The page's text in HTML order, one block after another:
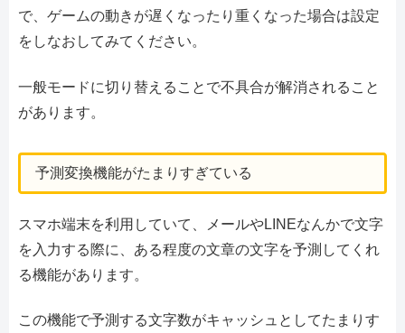
で、ゲームの動きが遅くなったり重くなった場合は設定
をしなおしてみてください。
一般モードに切り替えることで不具合が解消されること
があります。
予測変換機能がたまりすぎている
スマホ端末を利用していて、メールやLINEなんかで文字
を入力する際に、ある程度の文章の文字を予測してくれ
る機能があります。
この機能で予測する文字数がキャッシュとしてたまりす